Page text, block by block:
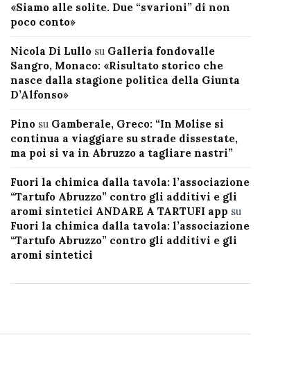
«Siamo alle solite. Due “svarioni” di non
poco conto»
Nicola Di Lullosu Galleria fondovalle
Sangro, Monaco: «Risultato storico che
nasce dalla stagione politica della Giunta
D’Alfonso»
Pinosu Gamberale, Greco: “In Molise si
continua a viaggiare su strade dissestate,
ma poi si va in Abruzzo a tagliare nastri”
Fuori la chimica dalla tavola: l’associazione
“Tartufo Abruzzo” contro gli additivi e gli
aromi sintetici ANDARE A TARTUFI app su
Fuori la chimica dalla tavola: l’associazione
“Tartufo Abruzzo” contro gli additivi e gli
aromi sintetici